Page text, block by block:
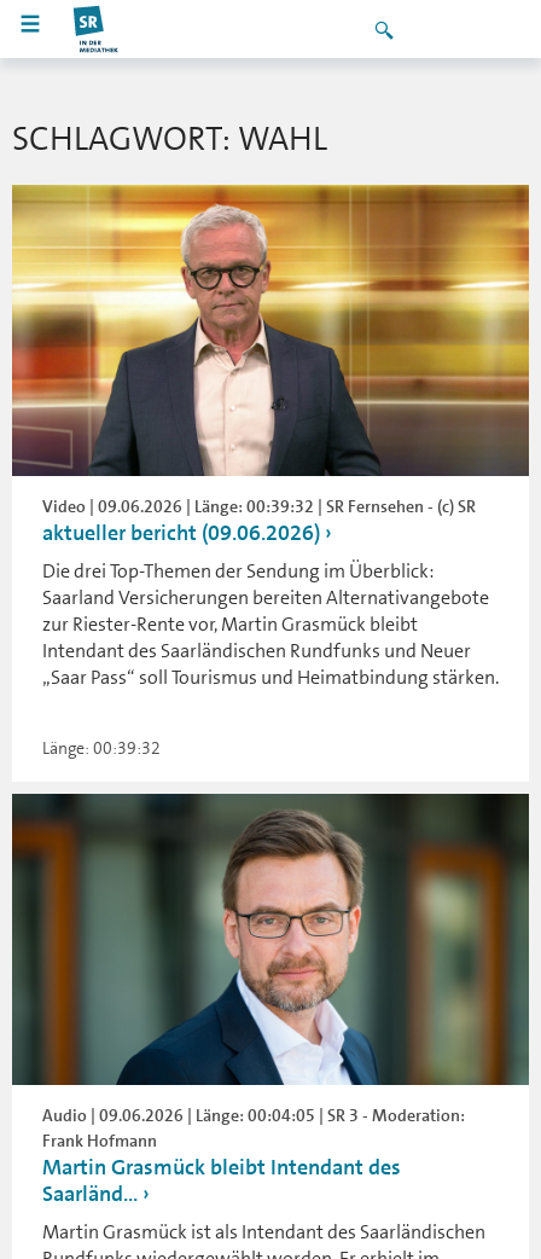
SCHLAGWORT: WAHL
Video | 09.06.2026 | Länge: 00:39:32 | SR Fernsehen - (c) SR
aktueller bericht (09.06.2026)
Die drei Top-Themen der Sendung im Überblick:
Saarland Versicherungen bereiten Alternativangebote
zur Riester-Rente vor, Martin Grasmück bleibt
Intendant des Saarländischen Rundfunks und Neuer
„Saar Pass“ soll Tourismus und Heimatbindung stärken.
Länge: 00:39:32
Audio | 09.06.2026 | Länge: 00:04:05 | SR 3 - Moderation:
Frank Hofmann
Martin Grasmück bleibt Intendant des
Saarländ...
Martin Grasmück ist als Intendant des Saarländischen